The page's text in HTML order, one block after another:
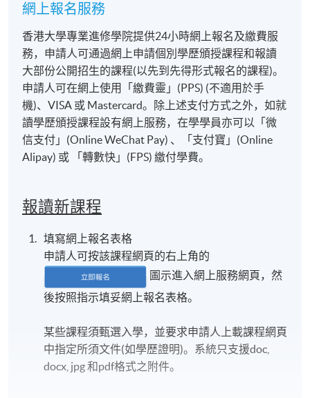
網上報名服務
香港大學專業進修學院提供24小時網上報名及繳費服
務，申請人可通過網上申請個別學歷頒授課程和報讀
大部份公開招生的課程(以先到先得形式報名的課程)。
申請人可在網上使用「繳費靈」(PPS) (不適用於手
機)、VISA 或 Mastercard。除上述支付方式之外，如就
讀學歷頒授課程設有網上服務，在學學員亦可以「微
信支付」(Online WeChat Pay) 、「支付寶」(Online
Alipay) 或 「轉數快」(FPS) 繳付學費。
報讀新課程
填寫網上報名表格
申請人可按該課程網頁的右上角的
圖示進入網上服務網頁，然
後按照指示填妥網上報名表格。
某些課程須甄選入學，並要求申請人上載課程網頁
中指定所須文件(如學歷證明)。系統只支援doc,
docx, jpg 和pdf格式之附件。